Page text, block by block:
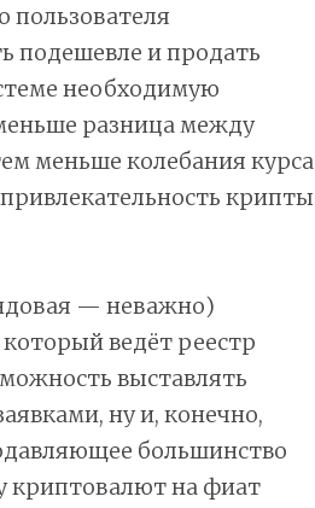
подешевле и продать
необходимую
разница между
меньше колебания курса
крипты
— неважно)
ведёт реестр
выставлять
ну и, конечно,
большинство
криптовалют на фиат